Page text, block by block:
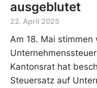
ausgeblutet
22. April 2025
Am 18. Mai
Kantonsrat hat
Steuersatz auf